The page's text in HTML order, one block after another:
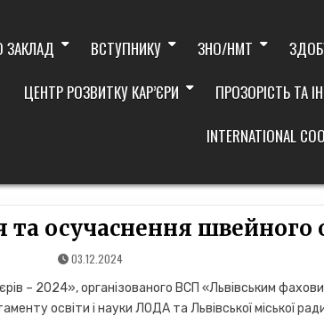
ЗАКЛАД ВСТУПНИКУ ЗНО/НМТ
ЦЕНТР РОЗВИТКУ КАР’ЄРИ
ПРОЗОРІСТЬ ТА
INTERNATIONAL
та осучаснення швейного
03.12.2024
– 2024», організованого ВСП «Львівським
освіти і науки ЛОДА та Львівської міської